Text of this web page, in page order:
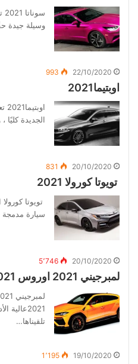
وسيلة جيدة
22/10/2020
993
اوبتيما2021
الجديدة كليًا
20/10/2020
831
تويوتا كورولا 2021
سيارة مدمجة
20/10/2020 5٬746
لمبرجيني 2021 اوروس 2021
تلقيناها…
19/10/2020 1٬195